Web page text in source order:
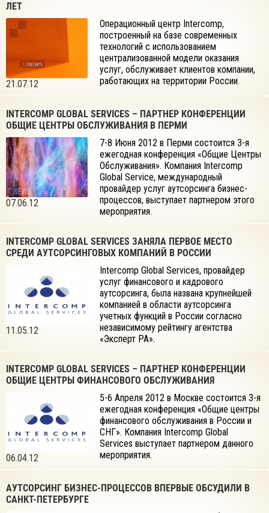
ЛЕТ
21.07.12
Операционный центр Intercomp,
построенный на базе современных
технологий с использованием
централизованной модели оказания
услуг, обслуживает клиентов компании,
работающих на территории России.
INTERCOMP GLOBAL SERVICES – ПАРТНЕР КОНФЕРЕНЦИИ
ОБЩИЕ ЦЕНТРЫ ОБСЛУЖИВАНИЯ В ПЕРМИ
07.06.12
7-8 Июня 2012 в Перми состоится 3-я
ежегодная конференция «Общие Центры
Обслуживания». Компания Intercomp
Global Service, международный
провайдер услуг аутсорсинга бизнес-
процессов, выступает партнером этого
мероприятия.
INTERCOMP GLOBAL SERVICES ЗАНЯЛА ПЕРВОЕ МЕСТО
СРЕДИ АУТСОРСИНГОВЫХ КОМПАНИЙ В РОССИИ
11.05.12
Intercomp Global Services, провайдер
услуг финансового и кадрового
аутсорсинга, была названа крупнейшей
компанией в области аутсорсинга
учетных функций в России согласно
независимому рейтингу агентства
«Эксперт РА».
INTERCOMP GLOBAL SERVICES – ПАРТНЕР КОНФЕРЕНЦИИ
ОБЩИЕ ЦЕНТРЫ ФИНАНСОВОГО ОБСЛУЖИВАНИЯ
06.04.12
5-6 Апреля 2012 в Москве состоится 3-я
ежегодная конференция «Общие центры
финансового обслуживания в России и
СНГ». Компания Intercomp Global
Services выступает партнером данного
мероприятия.
АУТСОРСИНГ БИЗНЕС-ПРОЦЕССОВ ВПЕРВЫЕ ОБСУДИЛИ В
САНКТ-ПЕТЕРБУРГЕ